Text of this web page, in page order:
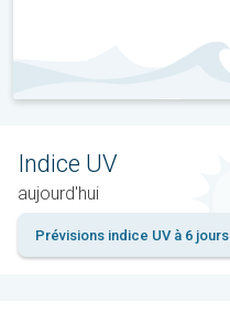
Indice UV
aujourd'hui
Prévisions indice UV à 6 jours